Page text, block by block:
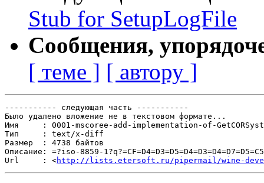
Stub for SetupLogFile
Сообщения,
[ теме ] [ автору ]
----------- следующая часть -----------
Было удалено вложение не в текстовом формате...
Имя     : 0001-mscoree-add-implementation-of-
Тип     : text/x-diff
Размер  : 4738 байтов
Описание: =?iso-8859-
Url     : <http://lists.etersoft.ru/pipermail/wine-devel/